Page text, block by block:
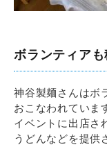
ボランティア
神谷製麺さんはボ
おこなわれていま
イベントに出店さ
うどんなどを提供